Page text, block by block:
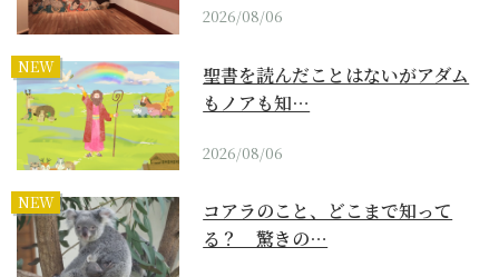
2026/08/06
NEW
聖書を読んだことはないがアダム
もノアも知…
2026/08/06
NEW
コアラのこと、どこまで知って
る？ 驚きの…